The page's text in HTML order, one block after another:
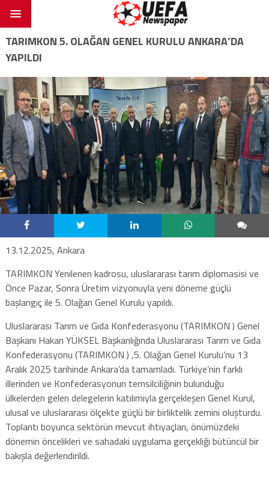
TARIMKON 5. OLAĞAN GENEL KURULU ANKARA’DA
YAPILDI
13.12.2025, Ankara
TARIMKON Yenilenen kadrosu, uluslararası tarım diplomasisi ve
Önce Pazar, Sonra Üretim vizyonuyla yeni döneme güçlü
başlangıç ile 5. Olağan Genel Kurulu yapıldı.
Uluslararası Tarım ve Gıda Konfederasyonu (TARIMKON ) Genel
Başkanı Hakan YÜKSEL Başkanlığında Uluslararası Tarım ve Gıda
Konfederasyonu (TARIMKON ) ,5. Olağan Genel Kurulu’nu 13
Aralık 2025 tarihinde Ankara’da tamamladı. Türkiye’nin farklı
illerinden ve Konfederasyonun temsilciliğinin bulunduğu
ülkelerden gelen delegelerin katılımıyla gerçekleşen Genel Kurul,
ulusal ve uluslararası ölçekte güçlü bir birliktelik zemini oluşturdu.
Toplantı boyunca sektörün mevcut ihtiyaçları, önümüzdeki
dönemin öncelikleri ve sahadaki uygulama gerçekliği bütüncül bir
bakışla değerlendirildi.